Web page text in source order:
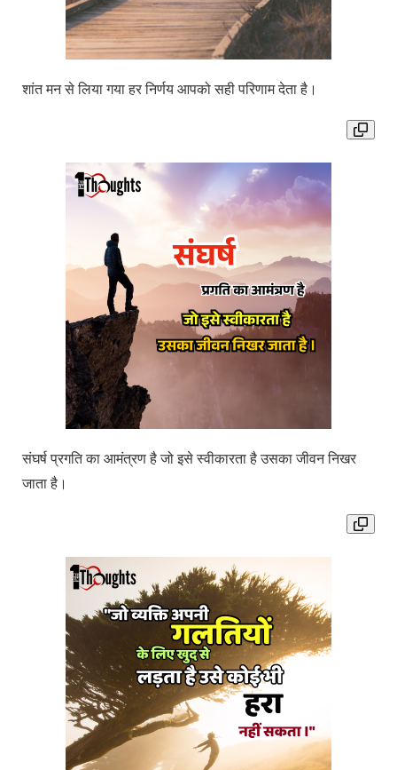
शांत मन से लिया गया हर निर्णय आपको सही परिणाम देता है।
संघर्ष प्रगति का आमंत्रण है जो इसे स्वीकारता है उसका जीवन निखर
जाता है।